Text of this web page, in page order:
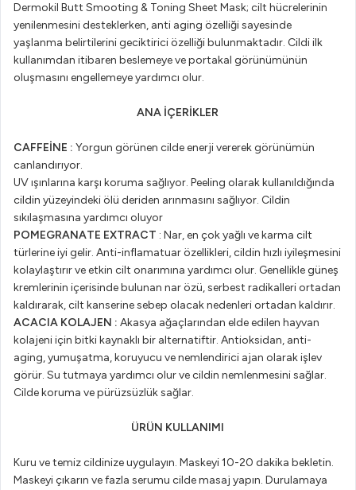
Dermokil Butt Smooting & Toning Sheet Mask; cilt hücrelerinin
yenilenmesini desteklerken, anti aging özelliği sayesinde
yaşlanma belirtilerini geciktirici özelliği bulunmaktadır. Cildi ilk
kullanımdan itibaren beslemeye ve portakal görünümünün
oluşmasını engellemeye yardımcı olur.
ANA İÇERİKLER
CAFFEİNE : Yorgun görünen cilde enerji vererek görünümün
canlandırıyor.
UV ışınlarına karşı koruma sağlıyor. Peeling olarak kullanıldığında
cildin yüzeyindeki ölü deriden arınmasını sağlıyor. Cildin
sıkılaşmasına yardımcı oluyor
POMEGRANATE EXTRACT : Nar, en çok yağlı ve karma cilt
türlerine iyi gelir. Anti-inflamatuar özellikleri, cildin hızlı iyileşmesini
kolaylaştırır ve etkin cilt onarımına yardımcı olur. Genellikle güneş
kremlerinin içerisinde bulunan nar özü, serbest radikalleri ortadan
kaldırarak, cilt kanserine sebep olacak nedenleri ortadan kaldırır.
ACACIA KOLAJEN : Akasya ağaçlarından elde edilen hayvan
kolajeni için bitki kaynaklı bir alternatiftir. Antioksidan, anti-
aging, yumuşatma, koruyucu ve nemlendirici ajan olarak işlev
görür. Su tutmaya yardımcı olur ve cildin nemlenmesini sağlar.
Cilde koruma ve pürüzsüzlük sağlar.
ÜRÜN KULLANIMI
Kuru ve temiz cildinize uygulayın. Maskeyi 10-20 dakika bekletin.
Maskeyi çıkarın ve fazla serumu cilde masaj yapın. Durulamaya